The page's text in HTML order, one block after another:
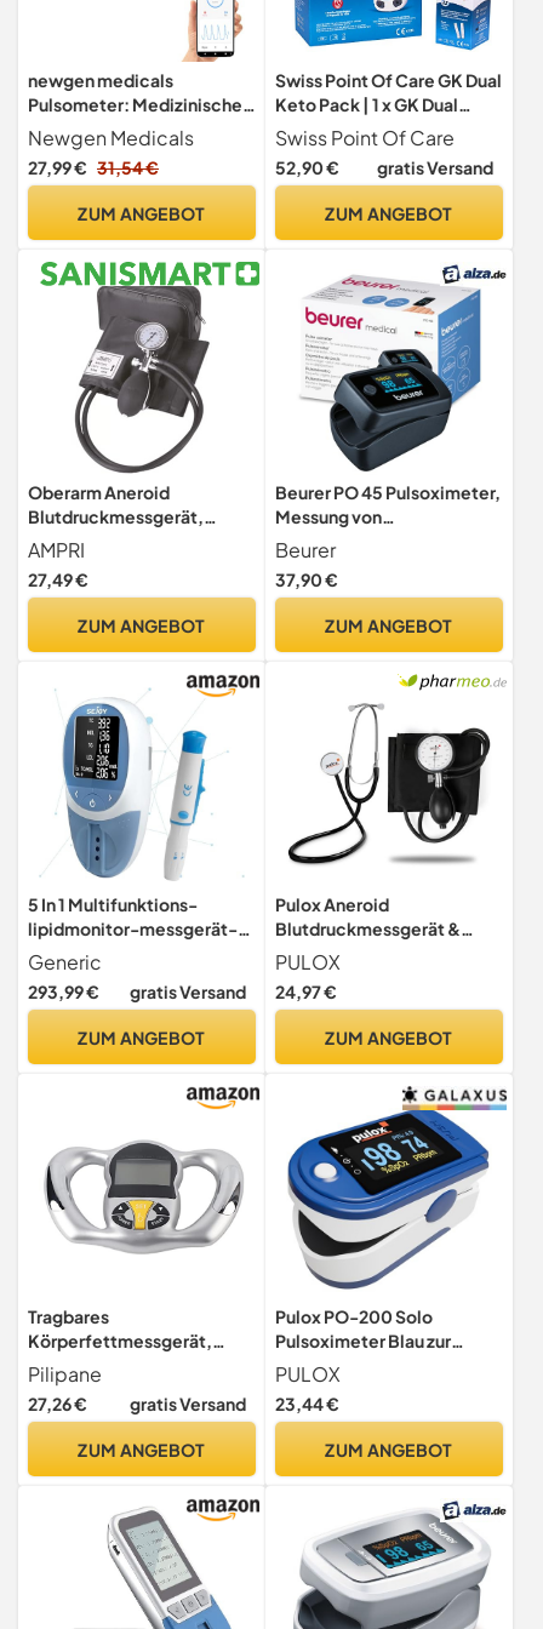
newgen medicals
Pulsometer: Medizinischer
Finger-Pulsoximeter mit
OLED-Farbdisplay,
Bluetooth, App (Oxymeter,
Newgen Medicals
27,99 € 31,54 €
ZUM ANGEBOT
Swiss Point Of Care GK Dual
Keto Pack | 1 x GK Dual
Messgerät (mg/dl) und 1 x
Ketone Streifen (25 Stück)
im praktischen Set |
erhältlich
Swiss Point Of Care
52,90 € gratis Versand
ZUM ANGEBOT
Oberarm Aneroid
Blutdruckmessgerät,
Manschette mit Bügelring,
Med-Comfort
AMPRI
27,49 €
ZUM ANGEBOT
Beurer PO 45 Pulsoximeter,
Messung von
Sauerstoffsättigung
(SpO2), Herzfrequenz (Puls)
& Perfusions Index (PI),
Farbdisplay, 1 Stück (1er
Beurer
37,90 €
ZUM ANGEBOT
5 In 1 Multifunktions-
lipidmonitor-messgerät-
kit Test Hdl-Triglyceride
Cholesterin-
testmessgerät
Generic
293,99 € gratis Versand
ZUM ANGEBOT
Pulox Aneroid
Blutdruckmessgerät &
Flachkopf-Stethoskop -
Set mit Tasche
PULOX
24,97 €
ZUM ANGEBOT
Tragbares
Körperfettmessgerät,
BMI-Messgerät mit LCD-
Bildschirm, Handheld-
Körperfett-Tester,
Handgerät, Körperfett-
Körpergesundheit, für
Frauen und Männer
Pilipane
27,26 € gratis Versand
ZUM ANGEBOT
Pulox PO-200 Solo
Pulsoximeter Blau zur
Messung von SpO2, Puls
und PI
PULOX
23,44 €
ZUM ANGEBOT